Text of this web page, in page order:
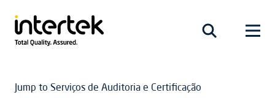
Jump to Serviços de Auditoria e Certificação